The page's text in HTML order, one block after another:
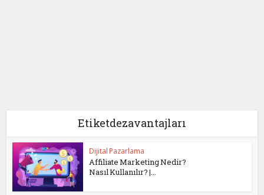
Etiketdezavantajları
Dijital Pazarlama
Affiliate Marketing Nedir?
Nasıl Kullanılır? |...